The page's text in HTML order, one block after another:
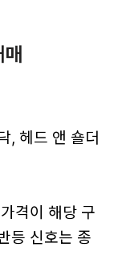
, 헤드 앤 숄더
격이 해당 구
등 신호는 종